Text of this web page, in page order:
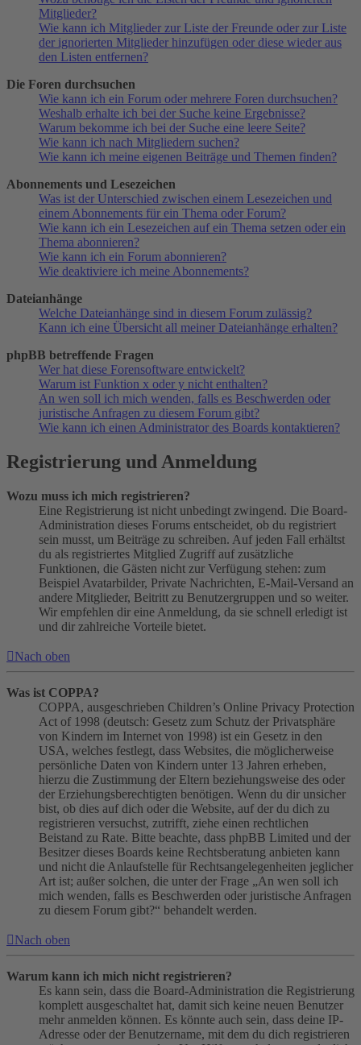
Mitglieder?
Wie kann ich Mitglieder zur Liste der Freunde oder zur Liste
der ignorierten Mitglieder hinzufügen oder diese wieder aus
den Listen entfernen?
Die Foren durchsuchen
Wie kann ich ein Forum oder mehrere Foren durchsuchen?
Weshalb erhalte ich bei der Suche keine Ergebnisse?
Warum bekomme ich bei der Suche eine leere Seite?
Wie kann ich nach Mitgliedern suchen?
Wie kann ich meine eigenen Beiträge und Themen finden?
Abonnements und Lesezeichen
Was ist der Unterschied zwischen einem Lesezeichen und
einem Abonnements für ein Thema oder Forum?
Wie kann ich ein Lesezeichen auf ein Thema setzen oder ein
Thema abonnieren?
Wie kann ich ein Forum abonnieren?
Wie deaktiviere ich meine Abonnements?
Dateianhänge
Welche Dateianhänge sind in diesem Forum zulässig?
Kann ich eine Übersicht all meiner Dateianhänge erhalten?
phpBB betreffende Fragen
Wer hat diese Forensoftware entwickelt?
Warum ist Funktion x oder y nicht enthalten?
An wen soll ich mich wenden, falls es Beschwerden oder
juristische Anfragen zu diesem Forum gibt?
Wie kann ich einen Administrator des Boards kontaktieren?
Registrierung und Anmeldung
Wozu muss ich mich registrieren?
Eine Registrierung ist nicht unbedingt zwingend. Die Board-
Administration dieses Forums entscheidet, ob du registriert
sein musst, um Beiträge zu schreiben. Auf jeden Fall erhältst
du als registriertes Mitglied Zugriff auf zusätzliche
Funktionen, die Gästen nicht zur Verfügung stehen: zum
Beispiel Avatarbilder, Private Nachrichten, E-Mail-Versand an
andere Mitglieder, Beitritt zu Benutzergruppen und so weiter.
Wir empfehlen dir eine Anmeldung, da sie schnell erledigt ist
und dir zahlreiche Vorteile bietet.
Nach oben
Was ist COPPA?
COPPA, ausgeschrieben Children’s Online Privacy Protection
Act of 1998 (deutsch: Gesetz zum Schutz der Privatsphäre
von Kindern im Internet von 1998) ist ein Gesetz in den
USA, welches festlegt, dass Websites, die möglicherweise
persönliche Daten von Kindern unter 13 Jahren erheben,
hierzu die Zustimmung der Eltern beziehungsweise des oder
der Erziehungsberechtigten benötigen. Wenn du dir unsicher
bist, ob dies auf dich oder die Website, auf der du dich zu
registrieren versuchst, zutrifft, ziehe einen rechtlichen
Beistand zu Rate. Bitte beachte, dass phpBB Limited und der
Besitzer dieses Boards keine Rechtsberatung anbieten kann
und nicht die Anlaufstelle für Rechtsangelegenheiten jeglicher
Art ist; außer solchen, die unter der Frage „An wen soll ich
mich wenden, falls es Beschwerden oder juristische Anfragen
zu diesem Forum gibt?“ behandelt werden.
Nach oben
Warum kann ich mich nicht registrieren?
Es kann sein, dass die Board-Administration die Registrierung
komplett ausgeschaltet hat, damit sich keine neuen Benutzer
mehr anmelden können. Es könnte auch sein, dass deine IP-
Adresse oder der Benutzername, mit dem du dich registrieren